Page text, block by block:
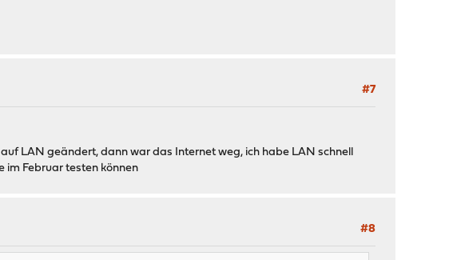
#7
LAN geändert, dann war das Internet weg, ich habe LAN schnell
im Februar testen können
#8